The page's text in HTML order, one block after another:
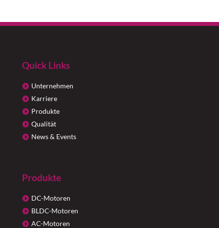
Quick Links
Unternehmen
Karriere
Produkte
Qualität
News & Events
Produkte
DC-Motoren
BLDC-Motoren
AC-Motoren